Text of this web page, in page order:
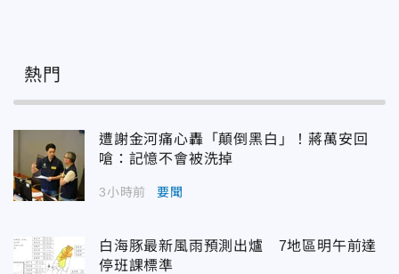
熱門
遭謝金河痛心轟「顛倒黑白」！蔣萬安回
嗆：記憶不會被洗掉
3小時前 要聞
白海豚最新風雨預測出爐 7地區明午前達
停班課標準